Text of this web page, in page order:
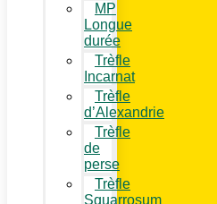
MP
Longue
durée
Trèfle
Incarnat
Trèfle
d’Alexandrie
Trèfle
de
perse
Trèfle
Squarrosum